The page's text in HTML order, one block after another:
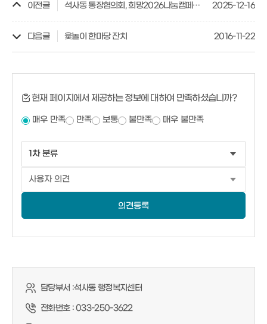
이전글 석사동 통장협의회, 희망2026나눔캠페인 성금 2025-12-16
다음글 윷놀이 한마당 잔치 2016-11-22
현재 페이지에서 제공하는 정보에 대하여 만족하셨습니까?
매우 만족 만족 보통 불만족 매우 불만족
의견등록
담당부서 :석사동 행정복지센터
전화번호 :033-250-3622